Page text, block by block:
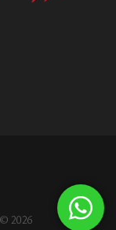
© 2026